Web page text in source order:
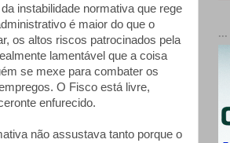
instabilidade normativa que rege
é maior do que o
os altos riscos patrocinados pela
lamentável que a coisa
se mexe para combater os
O Fisco está livre,
enfurecido.
não assustava tanto porque o
...